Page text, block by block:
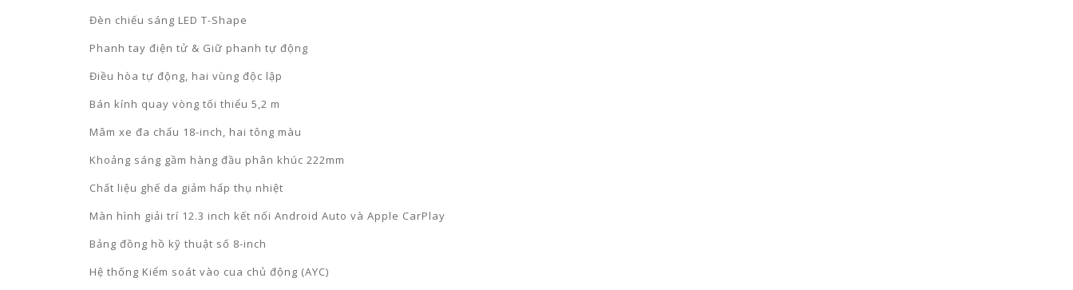
Đèn chiếu sáng LED T-Shape
Phanh tay điện tử & Giữ phanh tự động
Điều hòa tự động, hai vùng độc lập
Bán kính quay vòng tối thiểu 5,2 m
Mâm xe đa chấu 18-inch, hai tông màu
Khoảng sáng gầm hàng đầu phân khúc 222mm
Chất liệu ghế da giảm hấp thụ nhiệt
Màn hình giải trí 12.3 inch kết nối Android Auto và Apple CarPlay
Bảng đồng hồ kỹ thuật số 8-inch
Hệ thống Kiểm soát vào cua chủ động (AYC)